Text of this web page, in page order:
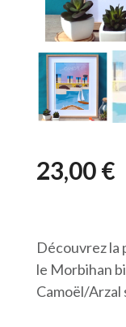
23,00€
Découvrez la
le Morbihan
Camoël/Arzal